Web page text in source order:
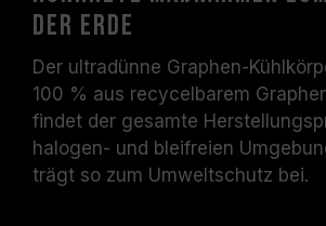
der Erde
Der ultradünne Graphen-
100 % aus recycelbarem
findet der gesamte
halogen- und bleifreien
trägt so zum Umweltschutz bei.